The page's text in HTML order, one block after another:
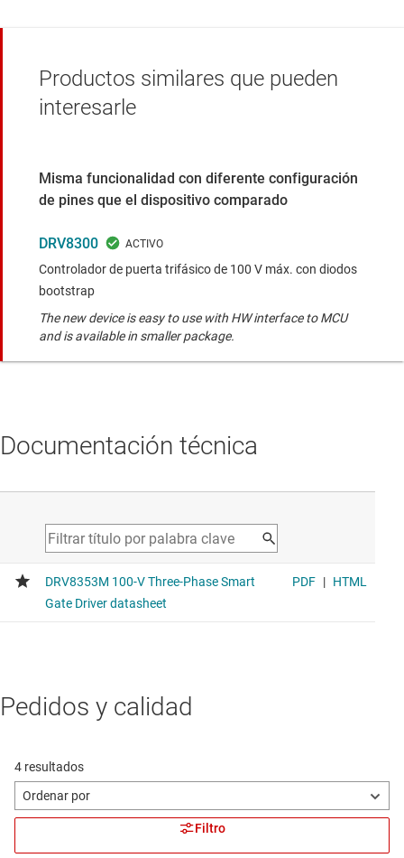
Productos similares que pueden
interesarle
Misma funcionalidad con diferente configuración
de pines que el dispositivo comparado
DRV8300
Controlador de puerta trifásico de 100 V máx. con diodos
bootstrap
The new device is easy to use with HW interface to MCU
and is available in smaller package.
Documentación técnica
Pedidos y calidad